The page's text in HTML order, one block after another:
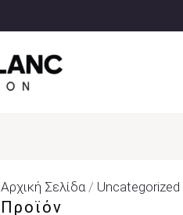
Αρχική Σελίδα/ Uncategorized
Προϊόν